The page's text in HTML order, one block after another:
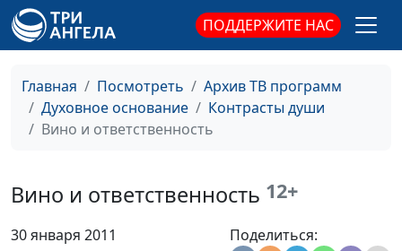
ПОДДЕРЖИТЕ НАС
Главная Посмотреть
Архив ТВ программ
Духовное основание
Контрасты души
Вино и ответственность
Вино и ответственность 12+
30 января 2011 Поделиться:
"За все благодарите"
Александр Шатан,
Виталий Семенович
Бахтин,
священнослужитель
#352
Личность как образ
Александр Шатан,
Николай Синьков,